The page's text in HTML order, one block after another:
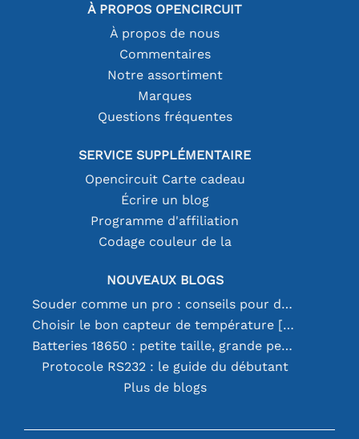
À PROPOS OPENCIRCUIT
À propos de nous
Commentaires
Notre assortiment
Marques
Questions fréquentes
SERVICE SUPPLÉMENTAIRE
Opencircuit Carte cadeau
Écrire un blog
Programme d'affiliation
Codage couleur de la
NOUVEAUX BLOGS
Souder comme un pro : conseils pour des connexions électroniques parfaites
Choisir le bon capteur de température [youtube]
Batteries 18650 : petite taille, grande performance
Protocole RS232 : le guide du débutant
Plus de blogs